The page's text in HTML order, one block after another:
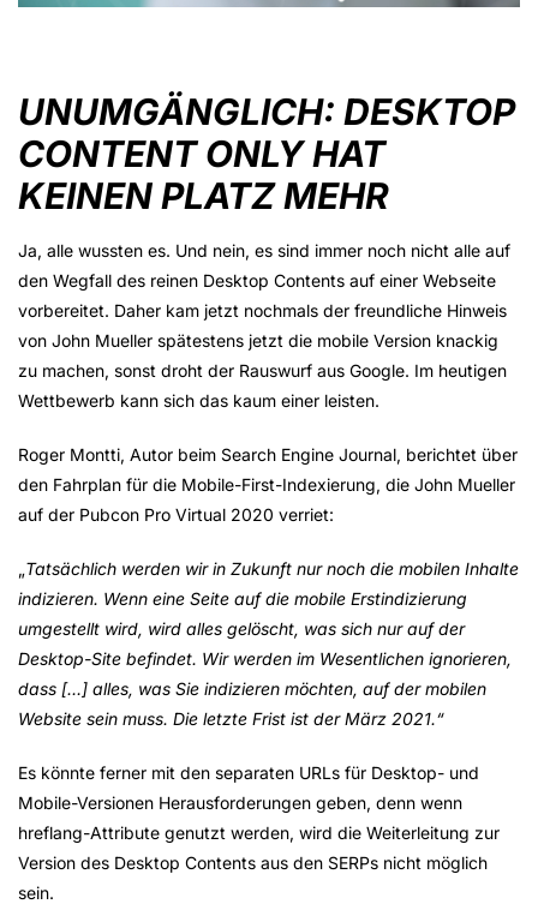
UNUMGÄNGLICH: DESKTOP
CONTENT ONLY HAT
KEINEN PLATZ MEHR
Ja, alle wussten es. Und nein, es sind immer noch nicht alle auf
den Wegfall des reinen Desktop Contents auf einer Webseite
vorbereitet. Daher kam jetzt nochmals der freundliche Hinweis
von John Mueller spätestens jetzt die mobile Version knackig
zu machen, sonst droht der Rauswurf aus Google. Im heutigen
Wettbewerb kann sich das kaum einer leisten.
Roger Montti, Autor beim Search Engine Journal, berichtet über
den Fahrplan für die Mobile-First-Indexierung, die John Mueller
auf der Pubcon Pro Virtual 2020 verriet:
„Tatsächlich werden wir in Zukunft nur noch die mobilen Inhalte
indizieren. Wenn eine Seite auf die mobile Erstindizierung
umgestellt wird, wird alles gelöscht, was sich nur auf der
Desktop-Site befindet. Wir werden im Wesentlichen ignorieren,
dass […] alles, was Sie indizieren möchten, auf der mobilen
Website sein muss. Die letzte Frist ist der März 2021.“
Es könnte ferner mit den separaten URLs für Desktop- und
Mobile-Versionen Herausforderungen geben, denn wenn
hreflang-Attribute genutzt werden, wird die Weiterleitung zur
Version des Desktop Contents aus den SERPs nicht möglich
sein.